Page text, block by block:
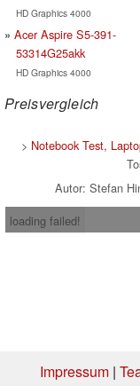
HD Graphics 4000
Acer Aspire S5-391-
53314G25akk
HD Graphics 4000
Preisvergleich
> Notebook Test,
Autor: Stefan
loading failed!
Impressum|